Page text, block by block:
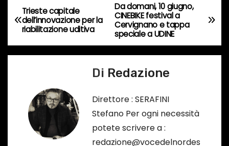
o
r
s
N
a
v
Da domani, 10 giugno,
CINEBIKE festival a
Cervignano e tappa
speciale a UDINE
Trieste capitale
dell’innovazione per la
riabilitazione uditiva
Di Redazione
Direttore : SERAFINI
Stefano Per ogni necessità
potete scrivere a :
redazione@vocedelnordes